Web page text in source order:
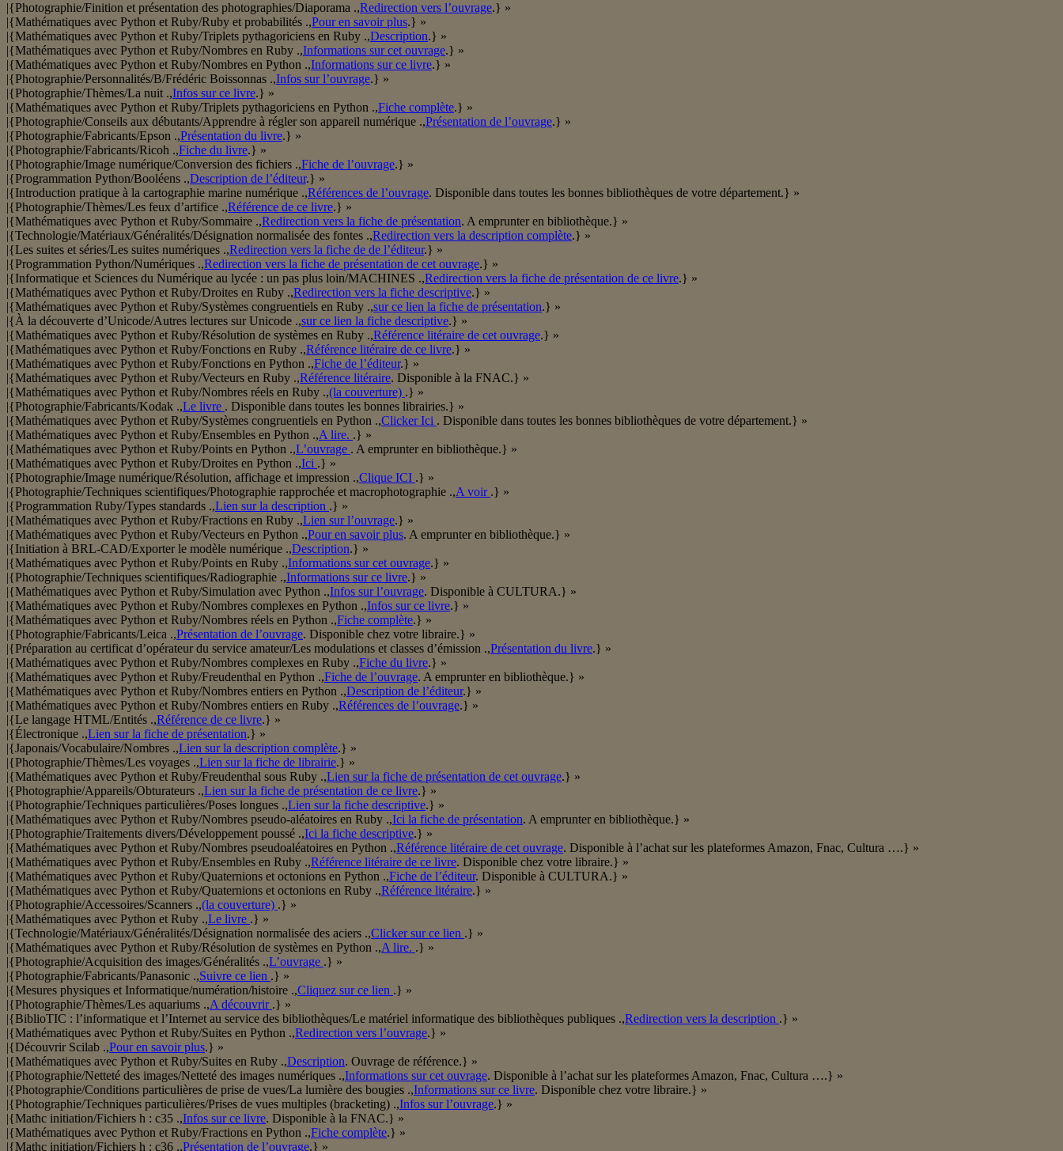
|{Photographie/Finition et présentation des photographies/Diaporama .,Redirection vers l’ouvrage.} »
|{Mathématiques avec Python et Ruby/Ruby et probabilités .,Pour en savoir plus.} »
|{Mathématiques avec Python et Ruby/Triplets pythagoriciens en Ruby .,Description.} »
|{Mathématiques avec Python et Ruby/Nombres en Ruby .,Informations sur cet ouvrage.} »
|{Mathématiques avec Python et Ruby/Nombres en Python .,Informations sur ce livre.} »
|{Photographie/Personnalités/B/Frédéric Boissonnas .,Infos sur l’ouvrage.} »
|{Photographie/Thèmes/La nuit .,Infos sur ce livre.} »
|{Mathématiques avec Python et Ruby/Triplets pythagoriciens en Python .,Fiche complète.} »
|{Photographie/Conseils aux débutants/Apprendre à régler son appareil numérique .,Présentation de l’ouvrage.} »
|{Photographie/Fabricants/Epson .,Présentation du livre.} »
|{Photographie/Fabricants/Ricoh .,Fiche du livre.} »
|{Photographie/Image numérique/Conversion des fichiers .,Fiche de l’ouvrage.} »
|{Programmation Python/Booléens .,Description de l’éditeur.} »
|{Introduction pratique à la cartographie marine numérique .,Références de l’ouvrage. Disponible dans toutes les bonnes bibliothèques de votre département.} »
|{Photographie/Thèmes/Les feux d’artifice .,Référence de ce livre.} »
|{Mathématiques avec Python et Ruby/Sommaire .,Redirection vers la fiche de présentation. A emprunter en bibliothèque.} »
|{Technologie/Matériaux/Généralités/Désignation normalisée des fontes .,Redirection vers la description complète.} »
|{Les suites et séries/Les suites numériques .,Redirection vers la fiche de de l’éditeur.} »
|{Programmation Python/Numériques .,Redirection vers la fiche de présentation de cet ouvrage.} »
|{Informatique et Sciences du Numérique au lycée : un pas plus loin/MACHINES .,Redirection vers la fiche de présentation de ce livre.} »
|{Mathématiques avec Python et Ruby/Droites en Ruby .,Redirection vers la fiche descriptive.} »
|{Mathématiques avec Python et Ruby/Systèmes congruentiels en Ruby .,sur ce lien la fiche de présentation.} »
|{À la découverte d’Unicode/Autres lectures sur Unicode .,sur ce lien la fiche descriptive.} »
|{Mathématiques avec Python et Ruby/Résolution de systèmes en Ruby .,Référence litéraire de cet ouvrage.} »
|{Mathématiques avec Python et Ruby/Fonctions en Ruby .,Référence litéraire de ce livre.} »
|{Mathématiques avec Python et Ruby/Fonctions en Python .,Fiche de l’éditeur.} »
|{Mathématiques avec Python et Ruby/Vecteurs en Ruby .,Référence litéraire. Disponible à la FNAC.} »
|{Mathématiques avec Python et Ruby/Nombres réels en Ruby .,(la couverture) .} »
|{Photographie/Fabricants/Kodak .,Le livre . Disponible dans toutes les bonnes librairies.} »
|{Mathématiques avec Python et Ruby/Systèmes congruentiels en Python .,Clicker Ici . Disponible dans toutes les bonnes bibliothèques de votre département.} »
|{Mathématiques avec Python et Ruby/Ensembles en Python .,A lire. .} »
|{Mathématiques avec Python et Ruby/Points en Python .,L’ouvrage . A emprunter en bibliothèque.} »
|{Mathématiques avec Python et Ruby/Droites en Python .,Ici .} »
|{Photographie/Image numérique/Résolution, affichage et impression .,Clique ICI .} »
|{Photographie/Techniques scientifiques/Photographie rapprochée et macrophotographie .,A voir .} »
|{Programmation Ruby/Types standards .,Lien sur la description .} »
|{Mathématiques avec Python et Ruby/Fractions en Ruby .,Lien sur l’ouvrage.} »
|{Mathématiques avec Python et Ruby/Vecteurs en Python .,Pour en savoir plus. A emprunter en bibliothèque.} »
|{Initiation à BRL-CAD/Exporter le modèle numérique .,Description.} »
|{Mathématiques avec Python et Ruby/Points en Ruby .,Informations sur cet ouvrage.} »
|{Photographie/Techniques scientifiques/Radiographie .,Informations sur ce livre.} »
|{Mathématiques avec Python et Ruby/Simulation avec Python .,Infos sur l’ouvrage. Disponible à CULTURA.} »
|{Mathématiques avec Python et Ruby/Nombres complexes en Python .,Infos sur ce livre.} »
|{Mathématiques avec Python et Ruby/Nombres réels en Python .,Fiche complète.} »
|{Photographie/Fabricants/Leica .,Présentation de l’ouvrage. Disponible chez votre libraire.} »
|{Préparation au certificat d’opérateur du service amateur/Les modulations et classes d’émission .,Présentation du livre.} »
|{Mathématiques avec Python et Ruby/Nombres complexes en Ruby .,Fiche du livre.} »
|{Mathématiques avec Python et Ruby/Freudenthal en Python .,Fiche de l’ouvrage. A emprunter en bibliothèque.} »
|{Mathématiques avec Python et Ruby/Nombres entiers en Python .,Description de l’éditeur.} »
|{Mathématiques avec Python et Ruby/Nombres entiers en Ruby .,Références de l’ouvrage.} »
|{Le langage HTML/Entités .,Référence de ce livre.} »
|{Électronique .,Lien sur la fiche de présentation.} »
|{Japonais/Vocabulaire/Nombres .,Lien sur la description complète.} »
|{Photographie/Thèmes/Les voyages .,Lien sur la fiche de librairie.} »
|{Mathématiques avec Python et Ruby/Freudenthal sous Ruby .,Lien sur la fiche de présentation de cet ouvrage.} »
|{Photographie/Appareils/Obturateurs .,Lien sur la fiche de présentation de ce livre.} »
|{Photographie/Techniques particulières/Poses longues .,Lien sur la fiche descriptive.} »
|{Mathématiques avec Python et Ruby/Nombres pseudo-aléatoires en Ruby .,Ici la fiche de présentation. A emprunter en bibliothèque.} »
|{Photographie/Traitements divers/Développement poussé .,Ici la fiche descriptive.} »
|{Mathématiques avec Python et Ruby/Nombres pseudoaléatoires en Python .,Référence litéraire de cet ouvrage. Disponible à l’achat sur les plateformes Amazon, Fnac, Cultura ….} »
|{Mathématiques avec Python et Ruby/Ensembles en Ruby .,Référence litéraire de ce livre. Disponible chez votre libraire.} »
|{Mathématiques avec Python et Ruby/Quaternions et octonions en Python .,Fiche de l’éditeur. Disponible à CULTURA.} »
|{Mathématiques avec Python et Ruby/Quaternions et octonions en Ruby .,Référence litéraire.} »
|{Photographie/Accessoires/Scanners .,(la couverture) .} »
|{Mathématiques avec Python et Ruby .,Le livre .} »
|{Technologie/Matériaux/Généralités/Désignation normalisée des aciers .,Clicker sur ce lien .} »
|{Mathématiques avec Python et Ruby/Résolution de systèmes en Python .,A lire. .} »
|{Photographie/Acquisition des images/Généralités .,L’ouvrage .} »
|{Photographie/Fabricants/Panasonic .,Suivre ce lien .} »
|{Mesures physiques et Informatique/numération/histoire .,Cliquez sur ce lien .} »
|{Photographie/Thèmes/Les aquariums .,A découvrir .} »
|{BiblioTIC : l’informatique et l’Internet au service des bibliothèques/Le matériel informatique des bibliothèques publiques .,Redirection vers la description .} »
|{Mathématiques avec Python et Ruby/Suites en Python .,Redirection vers l’ouvrage.} »
|{Découvrir Scilab .,Pour en savoir plus.} »
|{Mathématiques avec Python et Ruby/Suites en Ruby .,Description. Ouvrage de référence.} »
|{Photographie/Netteté des images/Netteté des images numériques .,Informations sur cet ouvrage. Disponible à l’achat sur les plateformes Amazon, Fnac, Cultura ….} »
|{Photographie/Conditions particulières de prise de vues/La lumière des bougies .,Informations sur ce livre. Disponible chez votre libraire.} »
|{Photographie/Techniques particulières/Prises de vues multiples (bracketing) .,Infos sur l’ouvrage.} »
|{Mathc initiation/Fichiers h : c35 .,Infos sur ce livre. Disponible à la FNAC.} »
|{Mathématiques avec Python et Ruby/Fractions en Python .,Fiche complète.} »
|{Mathc initiation/Fichiers h : c36 .,Présentation de l’ouvrage.} »